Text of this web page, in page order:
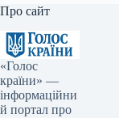
Про сайт
«Голос
країни» —
інформаційни
й портал про